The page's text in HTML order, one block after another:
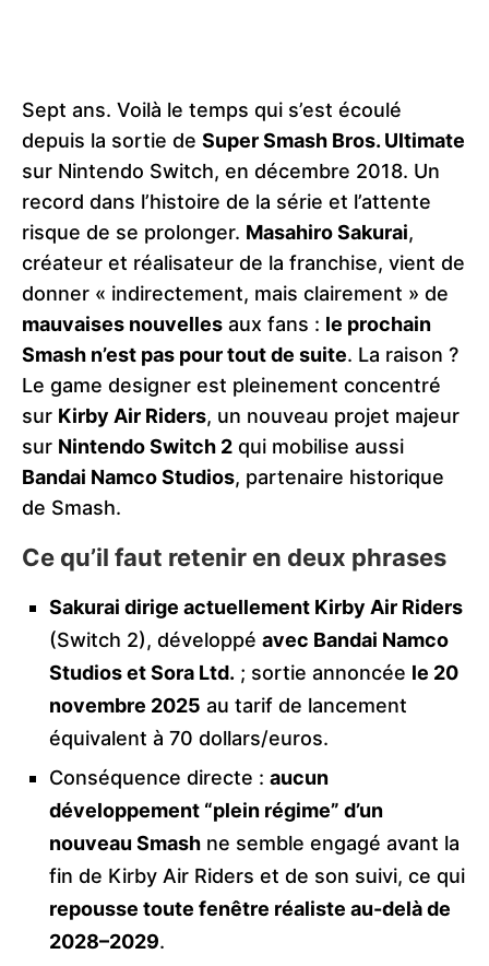
Sept ans. Voilà le temps qui s’est écoulé
depuis la sortie de Super Smash Bros. Ultimate
sur Nintendo Switch, en décembre 2018. Un
record dans l’histoire de la série et l’attente
risque de se prolonger. Masahiro Sakurai,
créateur et réalisateur de la franchise, vient de
donner « indirectement, mais clairement » de
mauvaises nouvelles aux fans : le prochain
Smash n’est pas pour tout de suite. La raison ?
Le game designer est pleinement concentré
sur Kirby Air Riders, un nouveau projet majeur
sur Nintendo Switch 2 qui mobilise aussi
Bandai Namco Studios, partenaire historique
de Smash.
Ce qu’il faut retenir en deux phrases
Sakurai dirige actuellement Kirby Air Riders
(Switch 2), développé avec Bandai Namco
Studios et Sora Ltd. ; sortie annoncée le 20
novembre 2025 au tarif de lancement
équivalent à 70 dollars/euros.
Conséquence directe : aucun
développement “plein régime” d’un
nouveau Smash ne semble engagé avant la
fin de Kirby Air Riders et de son suivi, ce qui
repousse toute fenêtre réaliste au-delà de
2028–2029.